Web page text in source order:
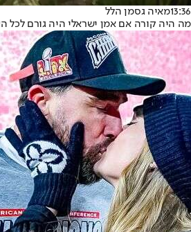
13:36מאיה גסמן הלל
מה היה קורה אם אמן ישראלי היה גורם לכל